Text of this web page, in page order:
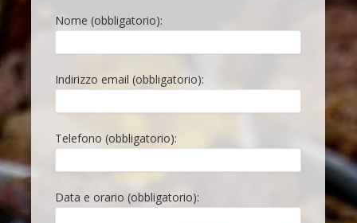
Nome (obbligatorio):
Indirizzo email (obbligatorio):
Telefono (obbligatorio):
Data e orario (obbligatorio):